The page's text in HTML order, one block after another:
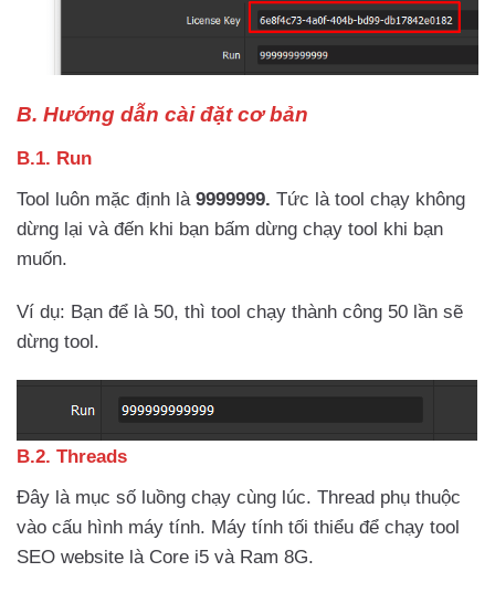
B. Hướng dẫn cài đặt cơ bản
B.1. Run
Tool luôn mặc định là 9999999. Tức là tool chạy không
dừng lại và đến khi bạn bấm dừng chạy tool khi bạn
muốn.
Ví dụ: Bạn để là 50, thì tool chạy thành công 50 lần sẽ
dừng tool.
B.2. Threads
Đây là mục số luồng chạy cùng lúc. Thread phụ thuộc
vào cấu hình máy tính. Máy tính tối thiểu để chạy tool
SEO website là Core i5 và Ram 8G.